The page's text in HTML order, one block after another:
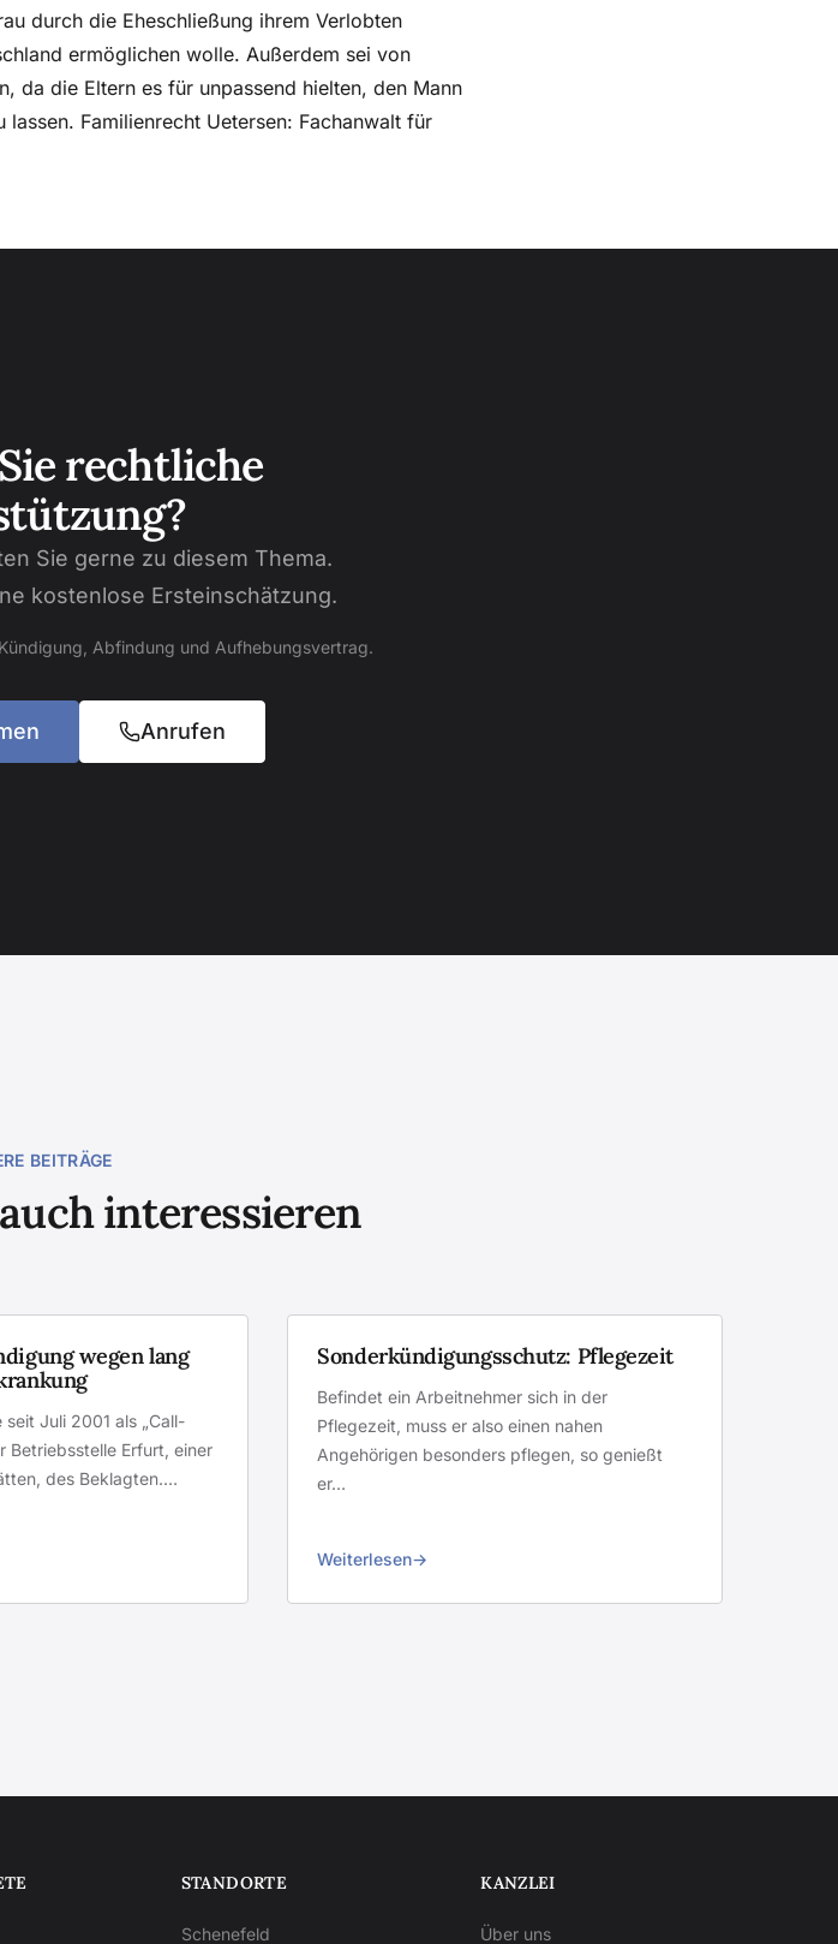
durch die Eheschließung ihrem Verlobten
ermöglichen wolle. Außerdem sei von
da die Eltern es für unpassend hielten, den Mann
Familienrecht Uetersen: Fachanwalt für
rechtliche
Sie gerne zu diesem Thema.
kostenlose Ersteinschätzung.
Abfindung und Aufhebungsvertrag.
Anrufen
BEITRÄGE
interessieren
wegen lang
Juli 2001 als „Call-
Betriebsstelle Erfurt, einer
des Beklagten.…
Sonderkündigungsschutz: Pflegezeit
Befindet ein Arbeitnehmer sich in der
Pflegezeit, muss er also einen nahen
Angehörigen besonders pflegen, so genießt
er…
Weiterlesen
STANDORTE
Schenefeld
KANZLEI
Über uns